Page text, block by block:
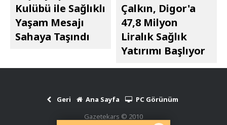
Kulübü ile Sağlıklı
Yaşam Mesajı
Sahaya Taşındı
Çalkın, Digor'a
47,8 Milyon
Liralık Sağlık
Yatırımı Başlıyor
Geri Ana Sayfa
PC Görünüm
Gazetekars © 2010